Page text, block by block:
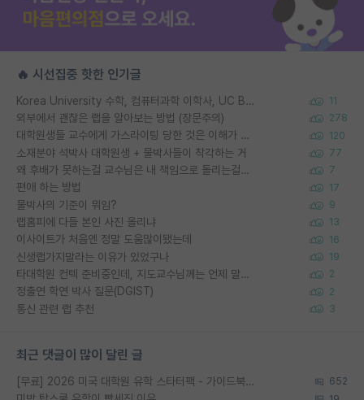
🔥 시선집중 핫한 인기글
Korea University 수학, 컴퓨터과학 이학사, UC Berkeley 산업공학 대학원 공학박사가 되는 것은 쉽지 않겠죠? 11
외부에서 괜찮은 랩을 알아보는 방법 (장문주의) 278
대학원생들 교수에게 가스라이팅 당한 것은 이해가 갑니다. 안타깝네요. 120
소재분야 석박사 대학원생 + 물박사들이 착각하는 거 77
왜 후배가 못하는걸 교수님은 내 책임으로 돌리는걸까요? 7
편애 하는 방법 17
물박사의 기준이 뭐임? 9
랩홈피에 다들 본인 사진 올리냐 13
이사이트가 처음엔 정말 도움많이됐는데 16
신생랩가지말라는 이유가 있었구나 19
타대학원 컨텍 준비중인데, 지도교수님께는 언제 말씀드려야 할까요? 2
정출연 학연 박사 질문(DGIST) 2
통신 관련 랩 추천 3
최근 댓글이 많이 달린 글
[무료] 2026 미국 대학원 유학 스타터팩 - 가이드북 & 합격자 컨택메일 템플릿 652